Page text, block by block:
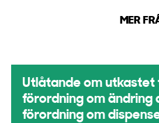
MER
Utlåtande om
förordning om ändring
förordning om